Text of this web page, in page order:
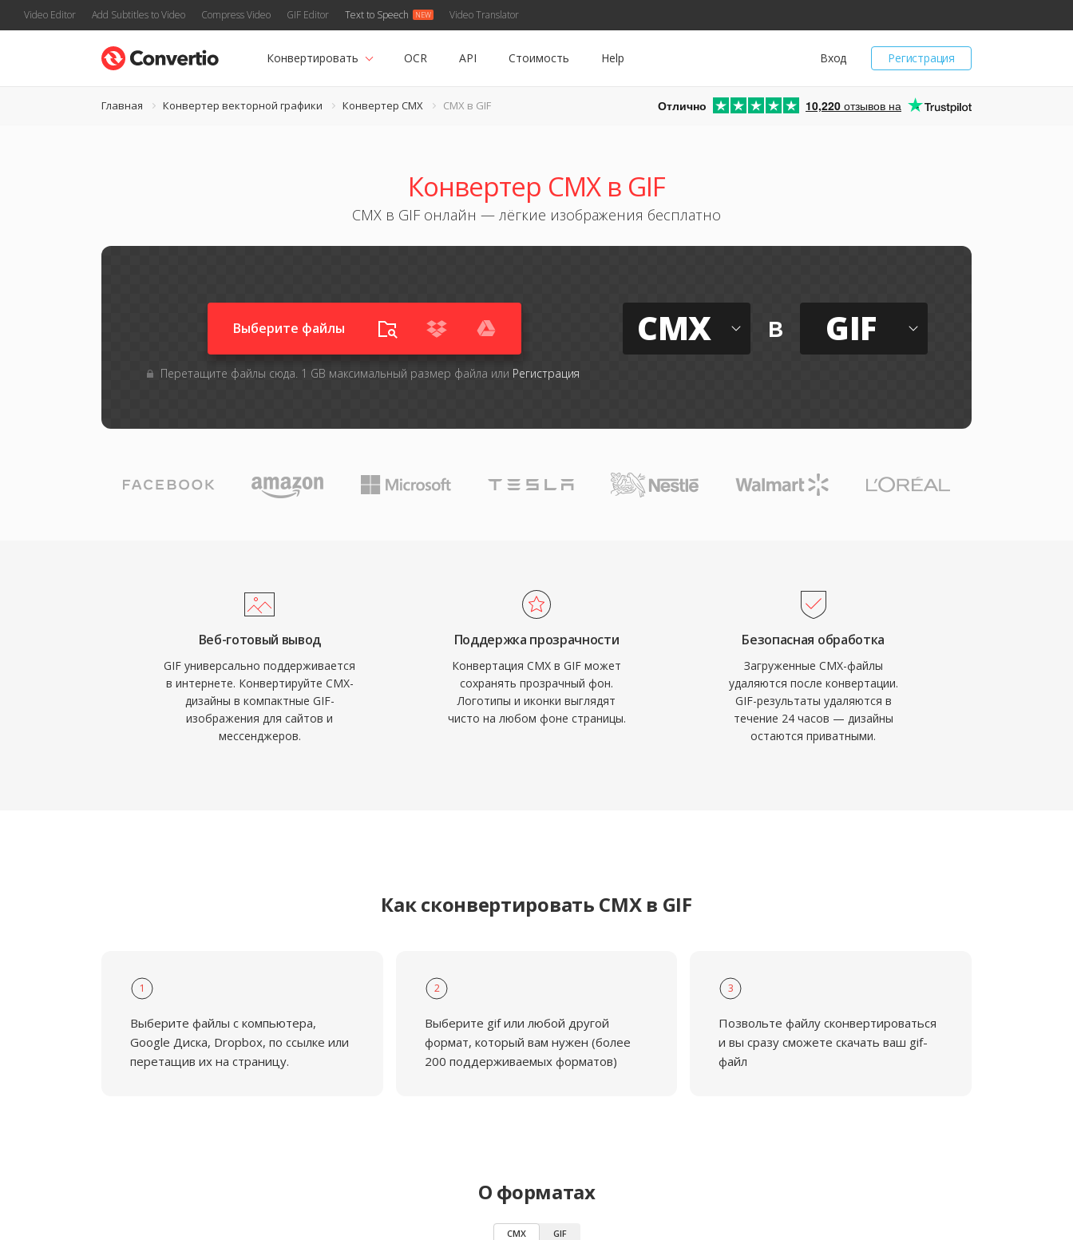
Video Editor Add Subtitles to Video Compress Video GIF Editor Text to Speech Video Translator
Регистрация
Вход
Конвертировать OCR API Стоимость Help
Главная Конвертер векторной графики Конвертер CMX CMX в GIF Отлично 10,220 отзывов на
Конвертер CMX в GIF
CMX в GIF онлайн — лёгкие изображения бесплатно
Выберите файлы
Перетащите файлы сюда. 1 GB максимальный размер файла или Регистрация
CMX в GIF
Веб-готовый вывод
GIF универсально поддерживается
в интернете. Конвертируйте CMX-
дизайны в компактные GIF-
изображения для сайтов и
мессенджеров.
Поддержка прозрачности
Конвертация CMX в GIF может
сохранять прозрачный фон.
Логотипы и иконки выглядят
чисто на любом фоне страницы.
Безопасная обработка
Загруженные CMX-файлы
удаляются после конвертации.
GIF-результаты удаляются в
течение 24 часов — дизайны
остаются приватными.
Как сконвертировать CMX в GIF
1
Выберите файлы с компьютера,
Google Диска, Dropbox, по ссылке или
перетащив их на страницу.
2
Выберите gif или любой другой
формат, который вам нужен (более
200 поддерживаемых форматов)
3
Позвольте файлу сконвертироваться
и вы сразу сможете скачать ваш gif-
файл
О форматах
CMX GIF